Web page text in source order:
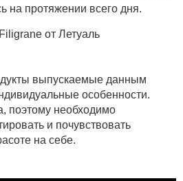
на протяжении всего дня.
выпускаемые данным
особенности.
поэтому необходимо
и почувствовать
на себе.